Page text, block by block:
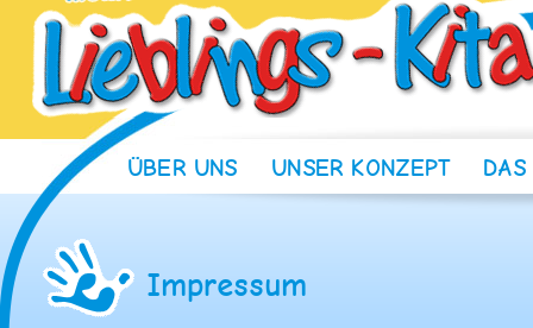
ÜBER UNS UNSER KONZEPT
Impressum